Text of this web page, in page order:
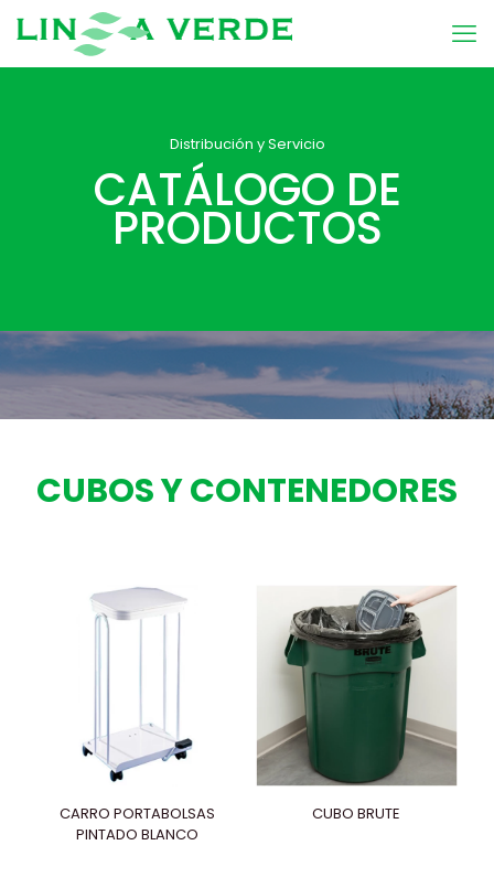
Distribución y Servicio
CATÁLOGO DE
PRODUCTOS
CUBOS Y CONTENEDORES
CARRO PORTABOLSAS
PINTADO BLANCO
CUBO BRUTE